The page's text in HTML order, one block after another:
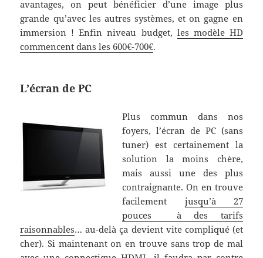
avantages, on peut bénéficier d’une image plus
grande qu’avec les autres systèmes, et on gagne en
immersion ! Enfin niveau budget, les modèle HD
commencent dans les 600€-700€.
L’écran de PC
Plus commun dans nos
foyers, l’écran de PC (sans
tuner) est certainement la
solution la moins chère,
mais aussi une des plus
contraignante. On en trouve
facilement jusqu’à 27
pouces à des tarifs
raisonnables… au-delà ça devient vite compliqué (et
cher). Si maintenant on en trouve sans trop de mal